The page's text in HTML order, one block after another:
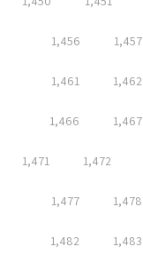
1,456 1,457
1,461 1,462
1,466 1,467
1,471 1,472
1,477 1,478
1,482 1,483